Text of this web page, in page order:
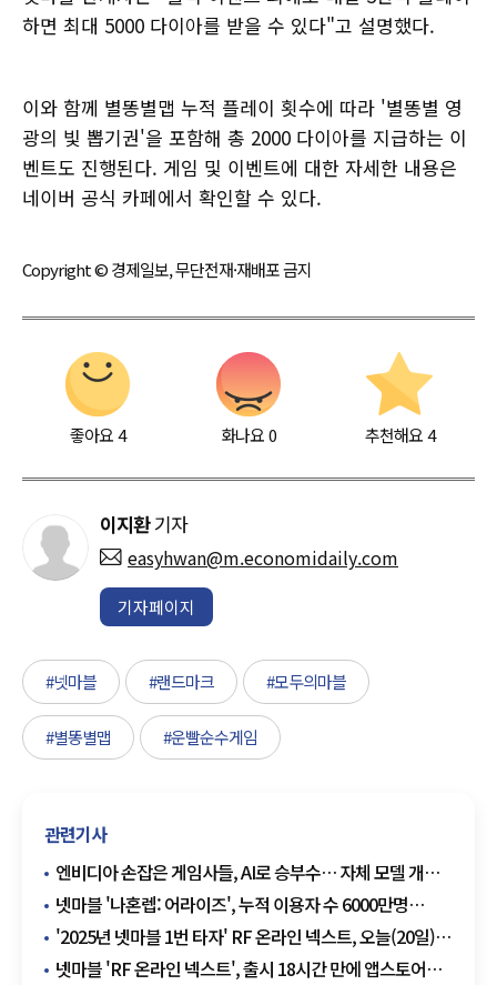
하면 최대 5000 다이아를 받을 수 있다"고 설명했다.
이와 함께 별똥별맵 누적 플레이 횟수에 따라 '별똥별 영
광의 빛 뽑기권'을 포함해 총 2000 다이아를 지급하는 이
벤트도 진행된다. 게임 및 이벤트에 대한 자세한 내용은
네이버 공식 카페에서 확인할 수 있다.
Copyright © 경제일보, 무단전재·재배포 금지
좋아요4 화나요0 추천해요 4
이지환기자
easyhwan@m.economidaily.com
기자페이지
#넷마블 #랜드마크 #모두의마블
#별똥별맵 #운빨순수게임
관련기사
엔비디아 손잡은 게임사들, AI로 승부수… 자체 모델 개발
vs 협력 '각축전'
넷마블 '나혼렙: 어라이즈', 누적 이용자 수 6000만명
돌파…출시 10개월 만
'2025년 넷마블 1번 타자' RF 온라인 넥스트, 오늘(20일)
오후 8시 출격
넷마블 'RF 온라인 넥스트', 출시 18시간 만에 앱스토어